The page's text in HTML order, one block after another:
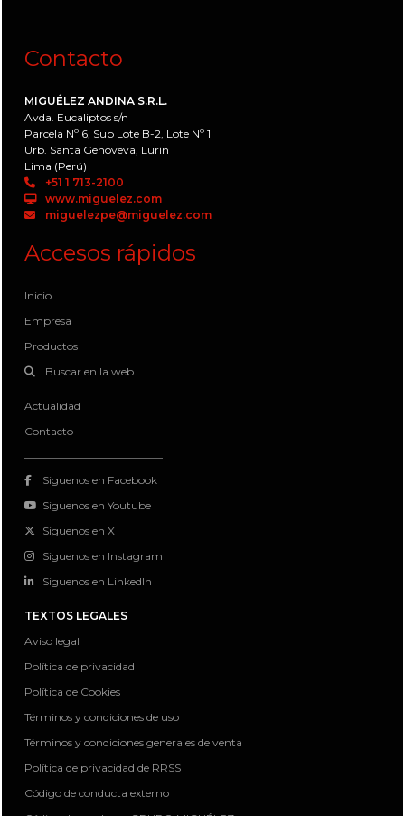
Contacto
MIGUÉLEZ ANDINA S.R.L.
Avda. Eucaliptos s/n
Parcela Nº 6, Sub Lote B-2, Lote Nº 1
Urb. Santa Genoveva, Lurín
Lima (Perú)
+51 1 713-2100
www.miguelez.com
miguelezpe@miguelez.com
Accesos rápidos
Inicio
Empresa
Productos
Buscar en la web
Actualidad
Contacto
Siguenos en Facebook
Siguenos en Youtube
Siguenos en X
Siguenos en Instagram
Siguenos en LinkedIn
TEXTOS LEGALES
Aviso legal
Política de privacidad
Política de Cookies
Términos y condiciones de uso
Términos y condiciones generales de venta
Política de privacidad de RRSS
Código de conducta externo